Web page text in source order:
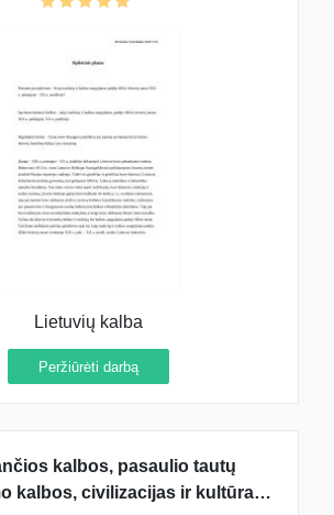
Lietuvių kalba
Peržiūrėti darbą
kalbos, pasaulio tautų
kalbos, civilizacijas ir kultūras